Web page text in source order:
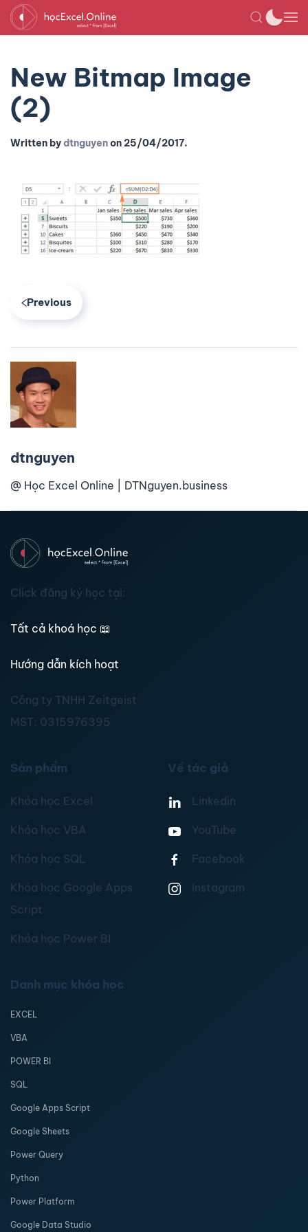
New Bitmap Image
(2)
Written bydtnguyenon25/04/2017.
Previous
dtnguyen
@ Học Excel Online | DTNguyen.business
Click đăng ký học tại:
Tất cả khoá học 📖
Hướng dẫn kích hoạt
Công ty TNHH Zeitgeist
MST: 0315976395
Sản phẩm
Khóa học Excel
Khóa học VBA
Khóa học SQL
Khóa học Google Apps
Script
Khóa học Power BI
Về tác giả
Linkedin
YouTube
Facebook
Instagram
Danh mục khóa học
EXCEL
VBA
POWER BI
SQL
Google Apps Script
Google Sheets
Power Query
Python
Power Platform
Google Data Studio